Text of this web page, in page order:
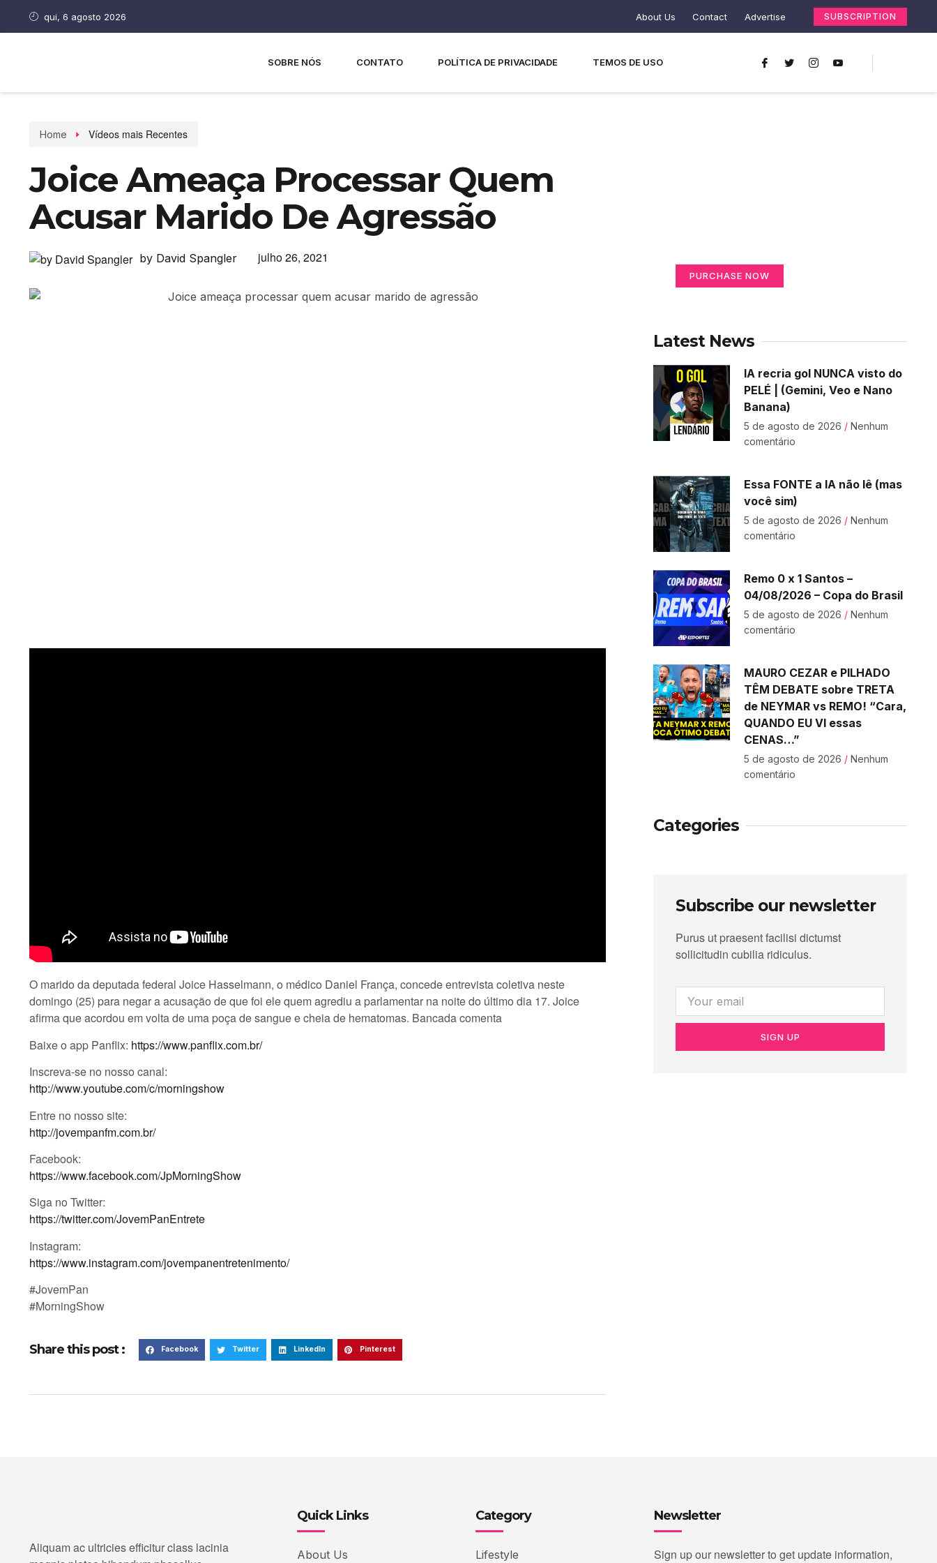
qui, 6 agosto 2026 About Us Contact Advertise SUBSCRIPTION
SOBRE NÓS CONTATO POLÍTICA DE PRIVACIDADE TEMOS DE USO
Home Vídeos mais Recentes
Joice Ameaça Processar Quem
Acusar Marido De Agressão
by David Spangler julho 26, 2021
O marido da deputada federal Joice Hasselmann, o médico Daniel França, concede entrevista coletiva neste
domingo (25) para negar a acusação de que foi ele quem agrediu a parlamentar na noite do último dia 17. Joice
afirma que acordou em volta de uma poça de sangue e cheia de hematomas. Bancada comenta
Baixe o app Panflix: https://www.panflix.com.br/
Inscreva-se no nosso canal:
http://www.youtube.com/c/morningshow
Entre no nosso site:
http://jovempanfm.com.br/
Facebook:
https://www.facebook.com/JpMorningShow
Siga no Twitter:
https://twitter.com/JovemPanEntrete
Instagram:
https://www.instagram.com/jovempanentretenimento/
#JovemPan
#MorningShow
Share this post : Facebook Twitter LinkedIn Pinterest
PURCHASE NOW
Latest News
IA recria gol NUNCA visto do
PELÉ | (Gemini, Veo e Nano
Banana)
5 de agosto de 2026 Nenhum
comentário
Essa FONTE a IA não lê (mas
você sim)
5 de agosto de 2026 Nenhum
comentário
Remo 0 x 1 Santos –
04/08/2026 – Copa do Brasil
5 de agosto de 2026 Nenhum
comentário
MAURO CEZAR e PILHADO
TÊM DEBATE sobre TRETA
de NEYMAR vs REMO! “Cara,
QUANDO EU VI essas
CENAS…”
5 de agosto de 2026 Nenhum
comentário
Categories
Subscribe our newsletter
Purus ut praesent facilisi dictumst
sollicitudin cubilia ridiculus.
SIGN UP
Aliquam ac ultricies efficitur class lacinia
Quick Links
About Us
Category
Lifestyle
Newsletter
Sign up our newsletter to get update information,